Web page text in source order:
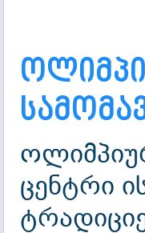
ცენტრი